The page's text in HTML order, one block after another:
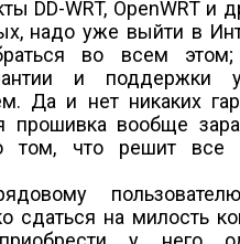
DD-WRT, OpenWRT и
надо уже выйти в
во всем этом;
и поддержки
Да и нет никаких
прошивка вообще
том, что решит все
сдаться на милость